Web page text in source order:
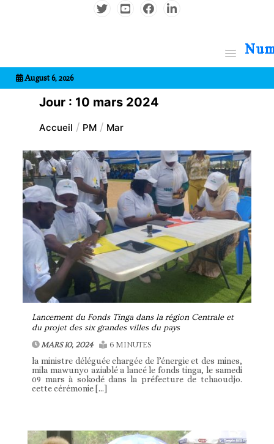
August 6, 2026
Jour : 10 mars 2024
Accueil PM Mar
Lancement du Fonds Tinga dans la région Centrale et
du projet des six grandes villes du pays
MARS 10, 2024 6 MINUTES
la ministre déléguée chargée de l’énergie et des mines,
mila mawunyo aziablé a lancé le fonds tinga, le samedi
09 mars à sokodé dans la préfecture de tchaoudjo.
cette cérémonie […]